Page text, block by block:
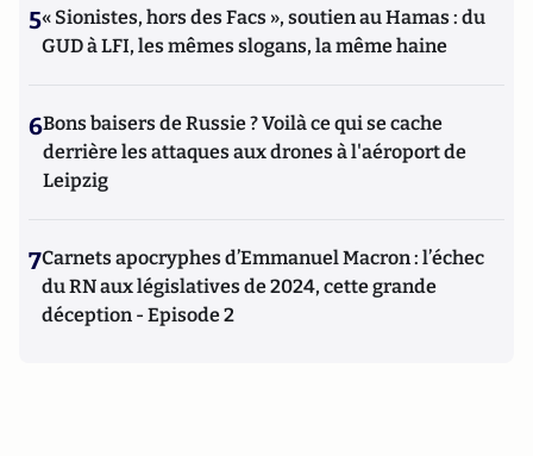
5« Sionistes, hors des Facs », soutien au Hamas : du
GUD à LFI, les mêmes slogans, la même haine
6Bons baisers de Russie ? Voilà ce qui se cache
derrière les attaques aux drones à l'aéroport de
Leipzig
7Carnets apocryphes d’Emmanuel Macron : l’échec
du RN aux législatives de 2024, cette grande
déception - Episode 2